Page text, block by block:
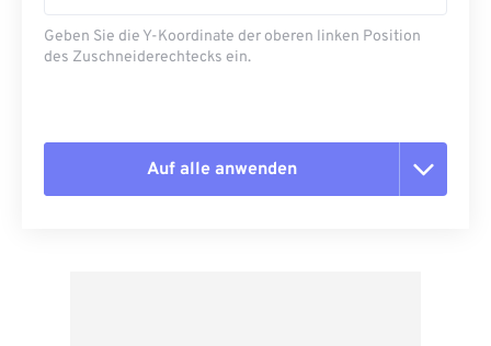
Geben Sie die Y-Koordinate der oberen linken Position
des Zuschneiderechtecks ​​ein.
Auf alle anwenden